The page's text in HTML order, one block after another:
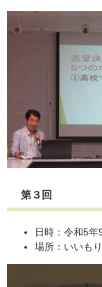
第３回
日時：令和5
場所：いいも